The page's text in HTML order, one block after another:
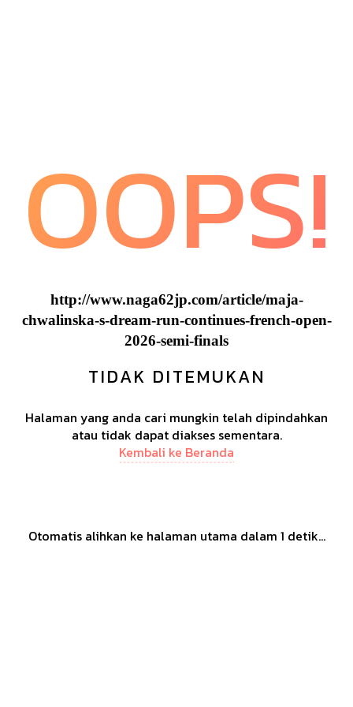
OOPS!
http://www.naga62jp.com/article/maja-
chwalinska-s-dream-run-continues-french-open-
2026-semi-finals
TIDAK DITEMUKAN
Halaman yang anda cari mungkin telah dipindahkan
atau tidak dapat diakses sementara.
Kembali ke Beranda
Otomatis alihkan ke halaman utama dalam 1 detik...